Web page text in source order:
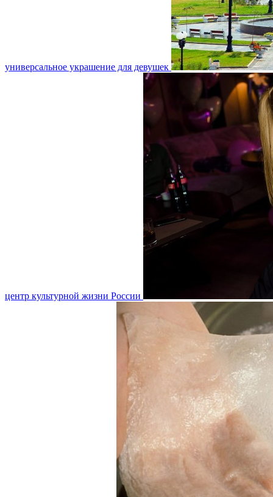
универсальное украшение для девушек
центр культурной жизни России